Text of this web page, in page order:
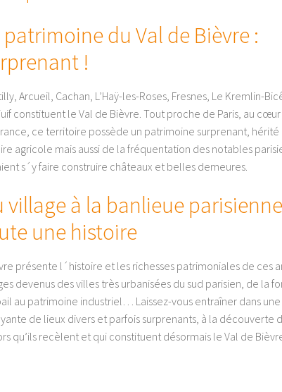
patrimoine du Val de Bièvre :
!
Arcueil, Cachan, L’Haÿ-les-Roses, Fresnes, Le Kremlin-
constituent le Val de Bièvre. Tout proche de Paris, au
ce territoire possède un patrimoine surprenant, hérité
agricole mais aussi de la fréquentation des notables
s´y faire construire châteaux et belles demeures.
village à la banlieue
une histoire
présente l´histoire et les richesses patrimoniales de ces
devenus des villes très urbanisées du sud parisien, de la
au patrimoine industriel… Laissez-vous entraîner dans une
de lieux divers et parfois surprenants, à la découverte
qu’ils recèlent et qui constituent désormais le Val de